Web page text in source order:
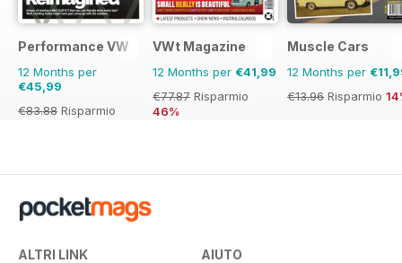
Performance VW
12 Months per
€45,99
€83.88 Risparmio
VWt Magazine
12 Months per €41,99
€77.87 Risparmio
46%
Muscle Cars
12 Months per
€13.96 Risparmio
ALTRI LINK AIUTO